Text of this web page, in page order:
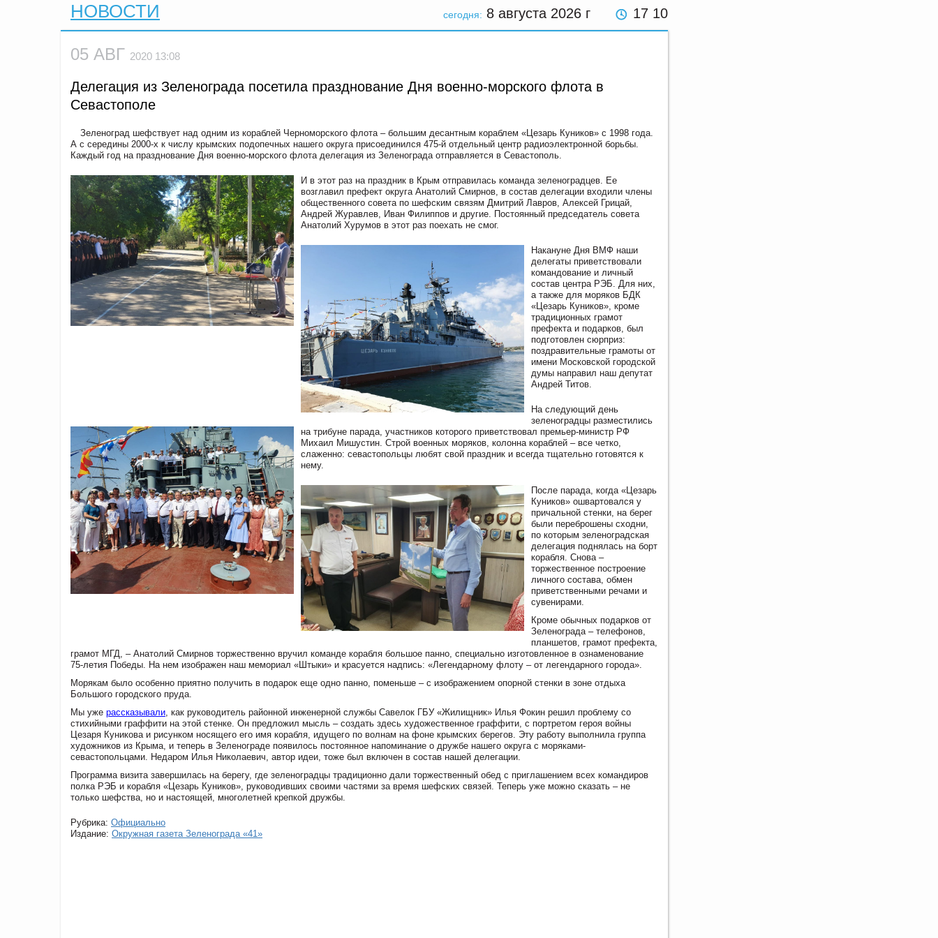
сегодня: 8 августа 2026 г 17 10
НОВОСТИ
05 АВГ 2020 13:08
Делегация из Зеленограда посетила празднование Дня военно-морского флота в
Севастополе
Зеленоград шефствует над одним из кораблей Черноморского флота – большим десантным кораблем «Цезарь Куников» с 1998 года.
А с середины 2000-х к числу крымских подопечных нашего округа присоединился 475-й отдельный центр радиоэлектронной борьбы.
Каждый год на празднование Дня военно-морского флота делегация из Зеленограда отправляется в Севастополь.
И в этот раз на праздник в Крым отправилась команда зеленоградцев. Ее
возглавил префект округа Анатолий Смирнов, в состав делегации входили члены
общественного совета по шефским связям Дмитрий Лавров, Алексей Грицай,
Андрей Журавлев, Иван Филиппов и другие. Постоянный председатель совета
Анатолий Хурумов в этот раз поехать не смог.
Накануне Дня ВМФ наши
делегаты приветствовали
командование и личный
состав центра РЭБ. Для них,
а также для моряков БДК
«Цезарь Куников», кроме
традиционных грамот
префекта и подарков, был
подготовлен сюрприз:
поздравительные грамоты от
имени Московской городской
думы направил наш депутат
Андрей Титов.
На следующий день
зеленоградцы разместились
на трибуне парада, участников которого приветствовал премьер-министр РФ
Михаил Мишустин. Строй военных моряков, колонна кораблей – все четко,
слаженно: севастопольцы любят свой праздник и всегда тщательно готовятся к
нему.
После парада, когда «Цезарь
Куников» ошвартовался у
причальной стенки, на берег
были переброшены сходни,
по которым зеленоградская
делегация поднялась на борт
корабля. Снова –
торжественное построение
личного состава, обмен
приветственными речами и
сувенирами.
Кроме обычных подарков от
Зеленограда – телефонов,
планшетов, грамот префекта,
грамот МГД, – Анатолий Смирнов торжественно вручил команде корабля большое панно, специально изготовленное в ознаменование
75-летия Победы. На нем изображен наш мемориал «Штыки» и красуется надпись: «Легендарному флоту – от легендарного города».
Морякам было особенно приятно получить в подарок еще одно панно, поменьше – с изображением опорной стенки в зоне отдыха
Большого городского пруда.
Мы уже рассказывали, как руководитель районной инженерной службы Савелок ГБУ «Жилищник» Илья Фокин решил проблему со
стихийными граффити на этой стенке. Он предложил мысль – создать здесь художественное граффити, с портретом героя войны
Цезаря Куникова и рисунком носящего его имя корабля, идущего по волнам на фоне крымских берегов. Эту работу выполнила группа
художников из Крыма, и теперь в Зеленограде появилось постоянное напоминание о дружбе нашего округа с моряками-
севастопольцами. Недаром Илья Николаевич, автор идеи, тоже был включен в состав нашей делегации.
Программа визита завершилась на берегу, где зеленоградцы традиционно дали торжественный обед с приглашением всех командиров
полка РЭБ и корабля «Цезарь Куников», руководивших своими частями за время шефских связей. Теперь уже можно сказать – не
только шефства, но и настоящей, многолетней крепкой дружбы.
Рубрика: Официально
Издание: Окружная газета Зеленограда «41»